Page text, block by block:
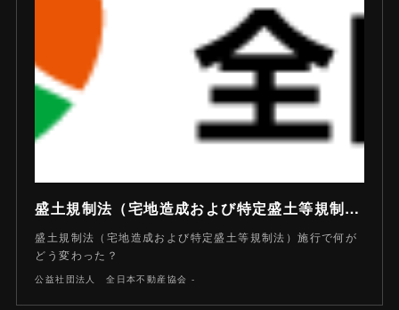
盛土規制法（宅地造成および特定盛土等規制法）施行で何がどう変わった？ - 公益社団法人 全日本不動産協会
盛土規制法（宅地造成および特定盛土等規制法）施行で何が
どう変わった？
公益社団法人 全日本不動産協会 -